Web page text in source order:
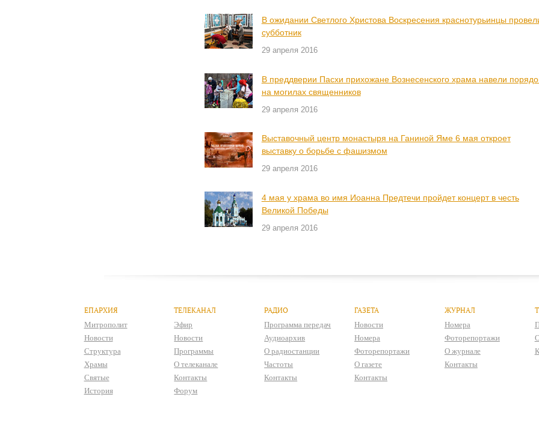
В ожидании Светлого Христова Воскресения краснотурьинцы
субботник
29 апреля 2016
В преддверии Пасхи прихожане Вознесенского храма навели
на могилах священников
29 апреля 2016
Выставочный центр монастыря на Ганиной Яме 6 мая откроет
выставку о борьбе с фашизмом
29 апреля 2016
4 мая у храма во имя Иоанна Предтечи пройдет концерт в честь
Великой Победы
29 апреля 2016
ЕПАРХИЯ
Митрополит
Новости
Структура
Храмы
Святые
История
ТЕЛЕКАНАЛ
Эфир
Новости
Программы
О телеканале
Контакты
Форум
РАДИО
Программа передач
Аудиоархив
О радиостанции
Частоты
Контакты
ГАЗЕТА
Новости
Номера
Фоторепортажи
О газете
Контакты
ЖУРНАЛ
Номера
Фоторепортажи
О журнале
Контакты